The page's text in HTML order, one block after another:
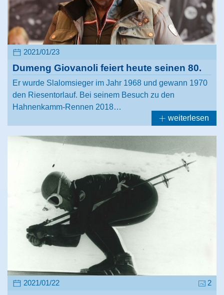
2021/01/23
Dumeng Giovanoli feiert heute seinen 80.
Er wurde Slalomsieger im Jahr 1968 und gewann 1970
den Riesentorlauf. Bei seinem Besuch zu den
Hahnenkamm-Rennen 2018…
weiterlesen
2021/01/22 2